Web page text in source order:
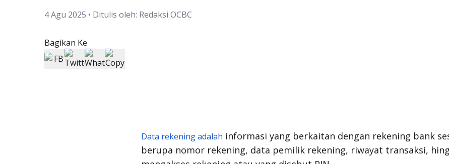
4 Agu 2025 • Ditulis oleh: Redaksi OCBC
Bagikan Ke
Data rekening adalah informasi yang berkaitan dengan rekening bank
berupa nomor rekening, data pemilik rekening, riwayat transaksi,